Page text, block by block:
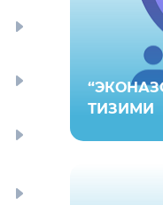
ТИЗИМИ